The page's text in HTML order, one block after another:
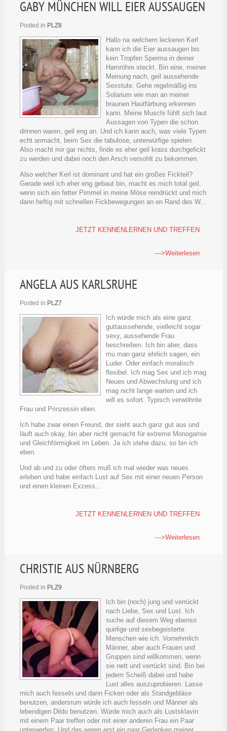
GABY MÜNCHEN WILL EIER AUSSAUGEN
Posted in PLZ8
Hallo na welchem leckeren Kerl
kann ich die Eier aussaugen bis
kein Tropfen Sperma in deiner
Harnröhre steckt. Bin eine, meiner
Meinung nach, geil aussehende
Sexstute. Gehe regelmäßig ins
Solarium wie man an meiner
braunen Hautfärbung erkennen
kann. Meine Muschi fühlt sich laut
Aussagen von Typen die schon
drinnen waren, geil eng an. Und ich kann auch, was viele Typen
echt anmacht, beim Sex die tabulose, unterwürfige spielen.
Also macht mir gar nichts, finde es eher geil krass durchgefickt
zu werden und dabei noch den Arsch versohlt zu bekommen.
Also welcher Kerl ist dominant und hat ein großes Fickteil?
Gerade weil ich eher eng gebaut bin, macht es mich total geil,
wenn sich ein fetter Pimmel in meine Möse reindrückt und mich
dann heftig mit schnellen Fickbewegungen an en Rand des W...
JETZT KENNENLERNEN UND TREFFEN
--->Weiterlesen
ANGELA AUS KARLSRUHE
Posted in PLZ7
Ich würde mich als eine ganz
guttaussehende, vielleicht sogar
sexy, aussehende Frau
beschreiben. Ich bin aber, dass
mu man ganz ehrlich sagen, ein
Luder. Oder einfach moralisch
flexibel. Ich mag Sex und ich mag
Neues und Abwechslung und ich
mag nicht lange warten und ich
will es sofort. Typisch verwöhnte
Frau und Prinzessin eben.
Ich habe zwar einen Freund, der sieht auch ganz gut aus und
läuft auch okay, bin aber nicht gemacht für extreme Monogamie
und Gleichförmigkeit im Leben. Ja ich stehe dazu, so bin ich
eben.
Und ab und zu oder öfters muß ich mal wieder was neues
erleben und habe einfach Lust auf Sex mit einer neuen Person
und einen kleinen Exzess...
JETZT KENNENLERNEN UND TREFFEN
--->Weiterlesen
CHRISTIE AUS NÜRNBERG
Posted in PLZ9
Ich bin (noch) jung und verrückt
nach Liebe, Sex und Lust. Ich
suche auf diesem Weg ebenso
quirlige und sexbegeisterte
Menschen wie ich. Vornehmlich
Männer, aber auch Frauen und
Gruppen sind willkommen, wenn
sie nett und verrückt sind. Bin bei
jedem Scheiß dabei und habe
Lust alles auszuprobieren. Lasse
mich auch fesseln und dann Ficken oder als Standgebläse
benutzen, andersrum würde ich auch fesseln und Männer als
lebendigen Dildo benutzen. Würde mich auch als Lustsklavin
mit einem Paar treffen oder mit einer anderen Frau ein Paar